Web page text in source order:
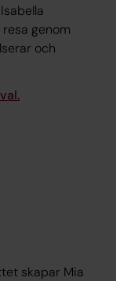
genom
och
skapar Mia